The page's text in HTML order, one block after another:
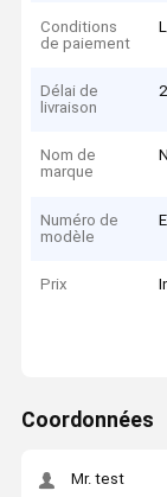
Conditions
de paiement
Délai de
livraison
Nom de
marque
Numéro de
modèle
Prix
Coordonnées
Mr. test